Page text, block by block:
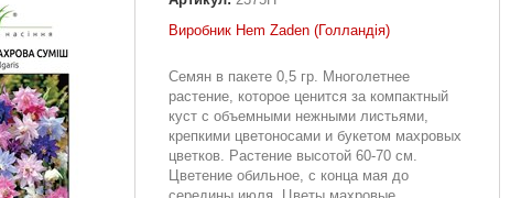
Виробник Hem Zaden (Голландія)
Семян в пакете 0,5 гр. Многолетнее
растение, которое ценится за компактный
куст с объемными нежными листьями,
крепкими цветоносами и букетом махровых
цветков. Растение высотой 60-70 см.
Цветение обильное, с конца мая до